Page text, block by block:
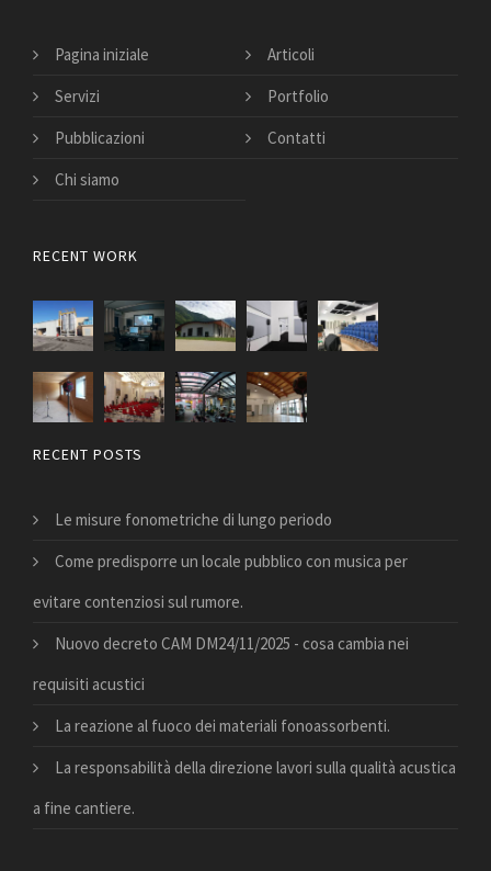
Pagina iniziale
Articoli
Servizi
Portfolio
Pubblicazioni
Contatti
Chi siamo
RECENT WORK
RECENT POSTS
Le misure fonometriche di lungo periodo
Come predisporre un locale pubblico con musica per
evitare contenziosi sul rumore.
Nuovo decreto CAM DM24/11/2025 - cosa cambia nei
requisiti acustici
La reazione al fuoco dei materiali fonoassorbenti.
La responsabilità della direzione lavori sulla qualità acustica
a fine cantiere.